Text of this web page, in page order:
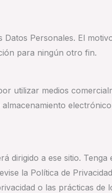
Personales. El
para ningún otro fin.
utilizar medios
dirigido a ese sitio. Tenga
la Política de
o las prácticas de